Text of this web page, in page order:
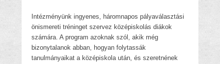
Intézményünk ingyenes, háromnapos pályaválasztási
önismereti tréninget szervez középiskolás diákok
számára. A program azoknak szól, akik még
bizonytalanok abban, hogyan folytassák
tanulmányaikat a középiskola után, és szeretnének